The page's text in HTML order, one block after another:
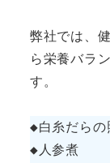
弊社では、
ら栄養バラ
す。
◆白糸だらの
◆人参煮